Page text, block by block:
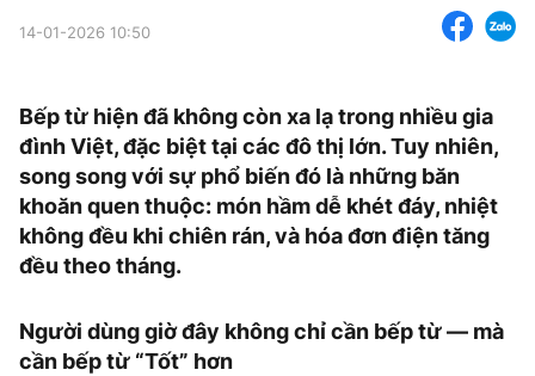
14-01-2026 10:50
Bếp từ hiện đã không còn xa lạ trong nhiều gia
đình Việt, đặc biệt tại các đô thị lớn. Tuy nhiên,
song song với sự phổ biến đó là những băn
khoăn quen thuộc: món hầm dễ khét đáy, nhiệt
không đều khi chiên rán, và hóa đơn điện tăng
đều theo tháng.
Người dùng giờ đây không chỉ cần bếp từ — mà
cần bếp từ “Tốt” hơn